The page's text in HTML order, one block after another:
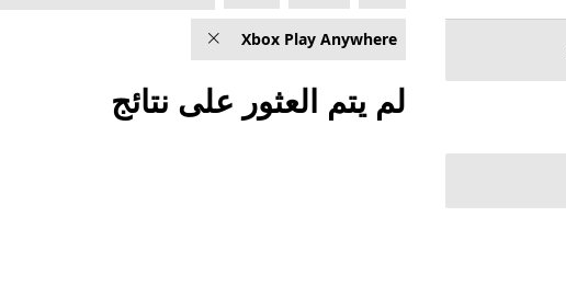
Xbox Play Anywhere
لم يتم العثور على نتائج